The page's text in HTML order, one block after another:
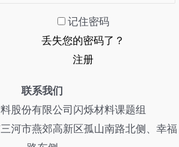
记住密码
丢失您的密码了？
注册
联系我们
股份有限公司闪烁材料课题组
河市燕郊高新区孤山南路北侧、幸福